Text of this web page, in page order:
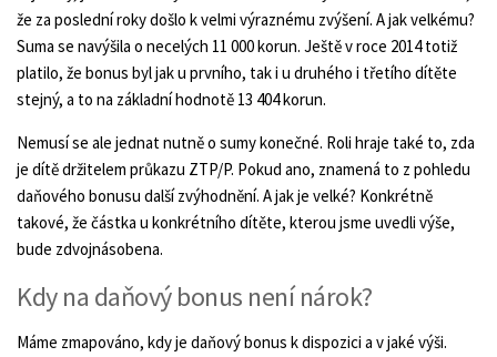
že za poslední roky došlo k velmi výraznému zvýšení. A jak velkému?
Suma se navýšila o necelých 11 000 korun. Ještě v roce 2014 totiž
platilo, že bonus byl jak u prvního, tak i u druhého i třetího dítěte
stejný, a to na základní hodnotě 13 404 korun.
Nemusí se ale jednat nutně o sumy konečné. Roli hraje také to, zda
je dítě držitelem průkazu ZTP/P. Pokud ano, znamená to z pohledu
daňového bonusu další zvýhodnění. A jak je velké? Konkrétně
takové, že částka u konkrétního dítěte, kterou jsme uvedli výše,
bude zdvojnásobena.
Kdy na daňový bonus není nárok?
Máme zmapováno, kdy je daňový bonus k dispozici a v jaké výši.